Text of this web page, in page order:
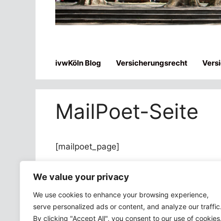
We value your privacy
We use cookies to enhance your browsing experience,
serve personalized ads or content, and analyze our traffic.
By clicking "Accept All", you consent to our use of cookies.
ivwKöln Blog Versicherungsrecht
MailPoet-Seite
[mailpoet_page]